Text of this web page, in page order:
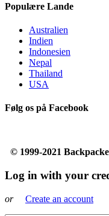
Populære Lande
Australien
Indien
Indonesien
Nepal
Thailand
USA
Følg os på Facebook
© 1999-2021
Log in with your
or Create an account